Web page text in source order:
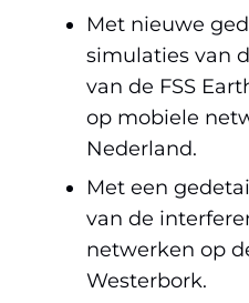
Met nieuwe
simulaties van
van de FSS
op mobiele
Nederland.
Met een
van de
netwerken op
Westerbork.